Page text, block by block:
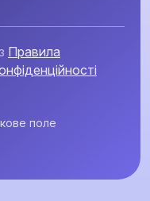
Правила
поле